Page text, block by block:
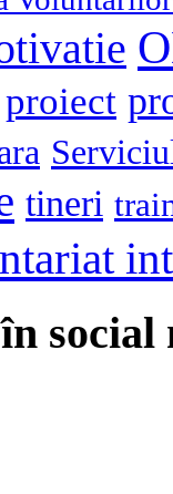
proiect
tineri
social